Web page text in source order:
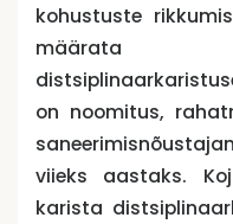
kohustuste
määrata
on noomitus,
viieks aastaks.
karista